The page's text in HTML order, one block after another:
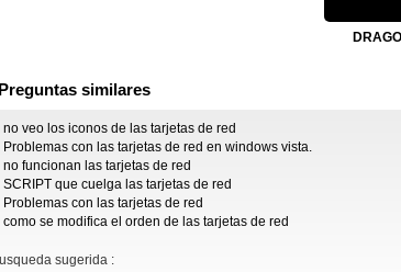
Preguntas similares
no veo los iconos de las tarjetas de red
Problemas con las tarjetas de red en windows vista.
no funcionan las tarjetas de red
SCRIPT que cuelga las tarjetas de red
Problemas con las tarjetas de red
como se modifica el orden de las tarjetas de red
sugerida :